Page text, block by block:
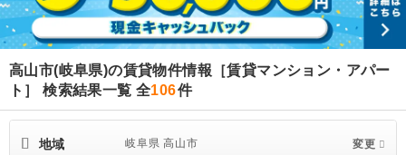
高山市(岐阜県)の賃貸物件情報［賃貸マンション・アパー
ト］ 検索結果一覧 全106件
地域 岐阜県 高山市 変更